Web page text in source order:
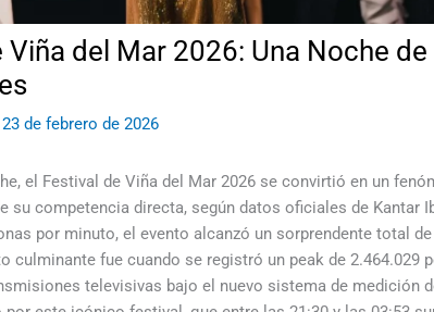
Viña del Mar 2026: Una Noche
23 de febrero de 2026
el Festival de Viña del Mar 2026 se convirtió en un
su competencia directa, según datos oficiales de Kantar
por minuto, el evento alcanzó un sorprendente total
culminante fue cuando se registró un peak de 2.464.029
televisivas bajo el nuevo sistema de medición